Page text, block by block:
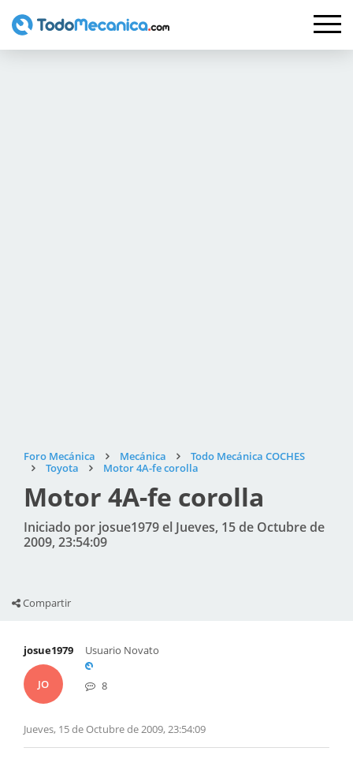
Foro Mecánica Mecánica
Todo Mecánica COCHES
Toyota
Motor 4A-fe corolla
Motor 4A-fe corolla
Iniciado por josue1979 el Jueves, 15 de Octubre de
2009, 23:54:09
Compartir
josue1979
JO
Usuario Novato
8
Jueves, 15 de Octubre de 2009, 23:54:09